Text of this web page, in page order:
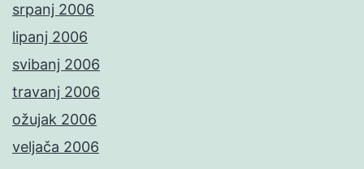
srpanj 2006
lipanj 2006
svibanj 2006
travanj 2006
ožujak 2006
veljača 2006